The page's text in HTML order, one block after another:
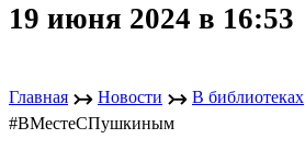
19 июня 2024 в 16:53
Главная ↣ Новости ↣ В библиотеках
#ВМестеСПушкиным